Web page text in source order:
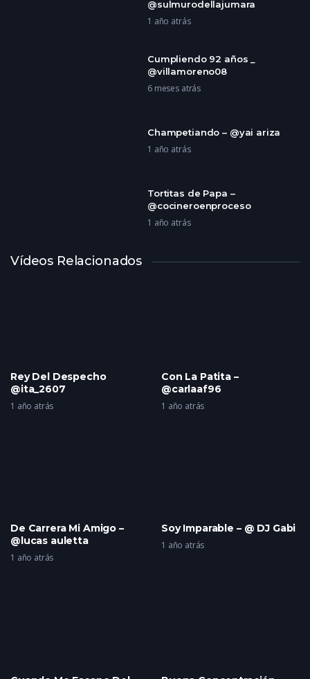
@sulmurodellajumara
1 año atrás
Cumpliendo 92 años _
@villamoreno08
6 meses atrás
Champetiando – @yai ariza
1 año atrás
Tortitas de Papa –
@cocineroenproceso
1 año atrás
Mi Lugar Favorito –
Vídeos Relacionados
Rey Del Despecho
@ita_2607
1 año atrás
Con La Patita –
@carlaaf96
1 año atrás
De Carrera Mi Amigo –
@lucas auletta
1 año atrás
Soy Imparable – @ DJ Gabi
1 año atrás